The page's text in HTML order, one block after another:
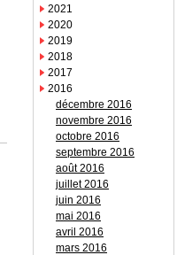
2021
2020
2019
2018
2017
2016
décembre 2016
novembre 2016
octobre 2016
septembre 2016
août 2016
juillet 2016
juin 2016
mai 2016
avril 2016
mars 2016